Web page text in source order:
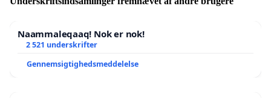
Naammaleqaaq! Nok er nok!
2 521 underskrifter
Gennemsigtighedsmeddelelse